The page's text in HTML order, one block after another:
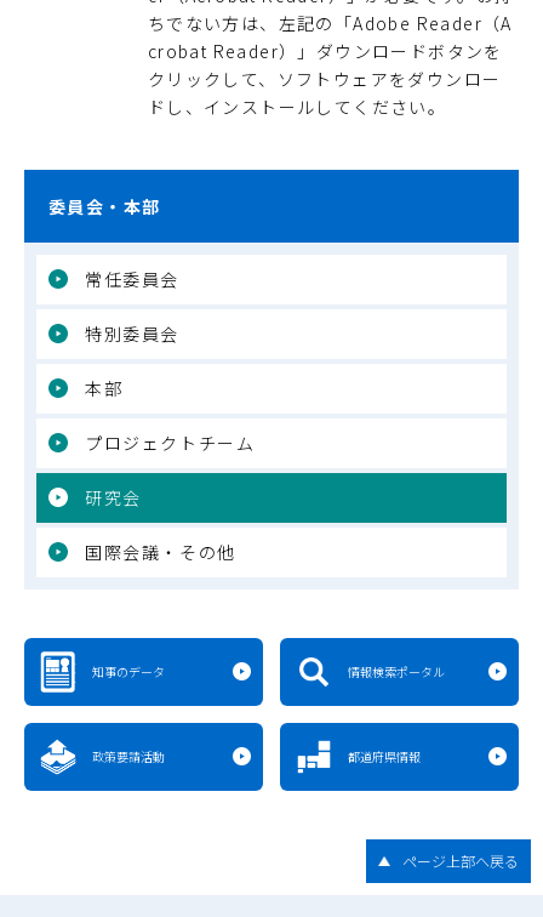
ちでない方は、左記の「Adobe Reader（A
crobat Reader）」ダウンロードボタンを
クリックして、ソフトウェアをダウンロー
ドし、インストールしてください。
委員会・本部
常任委員会
特別委員会
本部
プロジェクトチーム
研究会
国際会議・その他
知事のデータ 情報検索ポータル
政策要請活動 都道府県情報
ページ上部へ戻る